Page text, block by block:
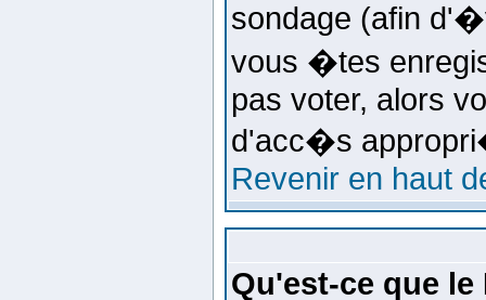
sondage (afin
vous �tes
pas voter, alors
d'acc�s
Revenir en haut
Qu'est-ce que le